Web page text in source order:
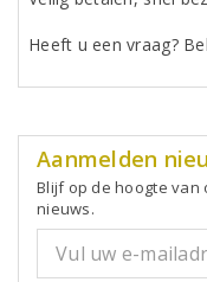
Heeft u een vraag?
Aanmelden
Blijf op de hoogte van
nieuws.